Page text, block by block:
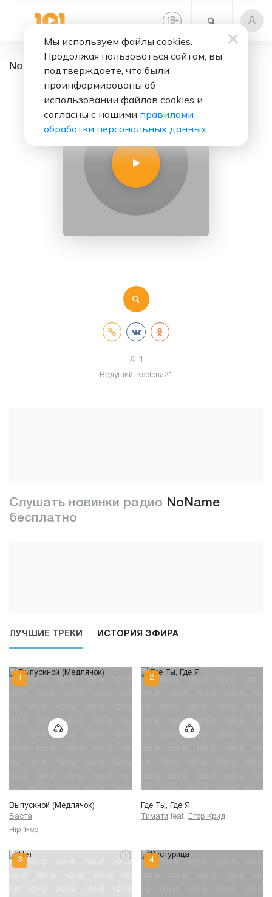
18+
NoName - радио онлайн. Слушать бесплатно
—
1
Ведущий: kselena21
Слушать новинки радио NoName
бесплатно
ЛУЧШИЕ ТРЕКИ ИСТОРИЯ ЭФИРА
Выпускной (Медлячок)
Баста
Hip-Hop
Где Ты, Где Я
Тимати feat. Егор Крид
Мы используем файлы cookies.
Продолжая пользоваться сайтом, вы
подтверждаете, что были
проинформированы об
использовании файлов cookies и
согласны с нашими правилами
обработки персональных данных.